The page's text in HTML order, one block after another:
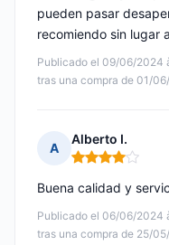
Publicado el 09/06/2024
tras una compra de 01/
pueden pasar
recomiendo sin lugar
A
Alberto I.
Nota: 4 de 5
Publicado el 06/06/2024
tras una compra de 25/
Buena calidad y